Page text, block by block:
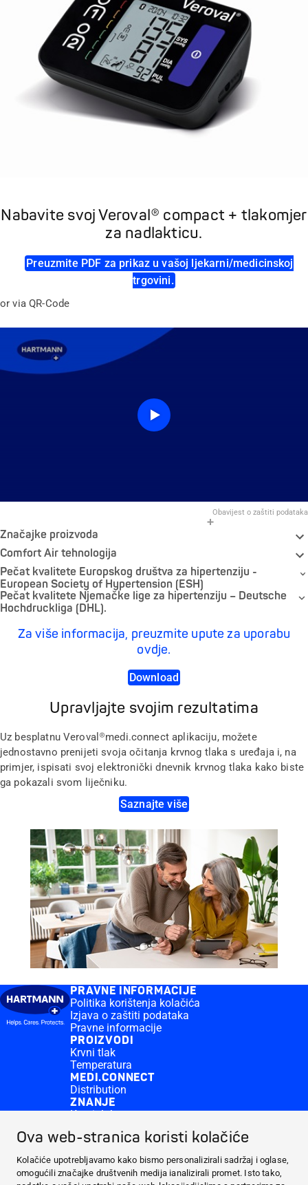
Ova web-stranica koristi kolačiće
Kolačiće upotrebljavamo kako bismo personalizirali sadržaj i oglase,
omogućili značajke društvenih medija ianalizirali promet. Isto tako,
Nabavite svoj Veroval® compact + tlakomjer
za nadlakticu.
Preuzmite PDF za prikaz u vašoj ljekarni/medicinskoj
trgovini.
or via QR-Code
Obavijest o zaštiti podataka
Značajke proizvoda
Comfort Air tehnologija
Pečat kvalitete Europskog društva za hipertenziju -
European Society of Hypertension (ESH)
Pečat kvalitete Njemačke lige za hipertenziju – Deutsche
Hochdruckliga (DHL).
Za više informacija, preuzmite upute za uporabu
ovdje.
Download
Upravljajte svojim rezultatima
Uz besplatnu Veroval®medi.connect aplikaciju, možete
jednostavno prenijeti svoja očitanja krvnog tlaka s uređaja i, na
primjer, ispisati svoj elektronički dnevnik krvnog tlaka kako biste
ga pokazali svom liječniku.
Saznajte više
PRAVNE INFORMACIJE
Politika korištenja kolačića
Izjava o zaštiti podataka
Pravne informacije
PROIZVODI
Krvni tlak
Temperatura
MEDI.CONNECT
Distribution
ZNANJE
Krvni tlak
CONTACT & MORE
Medi.connect Login
PRAVNE INFORMACIJE